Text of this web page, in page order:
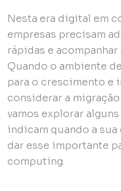
Nesta era digital em
empresas precisam
rápidas e
Quando o ambiente
para o crescimento e
considerar a
vamos explorar
indicam quando a
dar esse importante
computing.